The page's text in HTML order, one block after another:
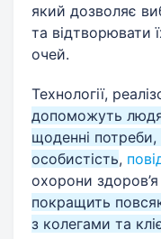
який дозволяє
та відтворювати
очей.
Технології,
допоможуть
щоденні
особистість,
охорони здоров’я
покращить
з колегами та